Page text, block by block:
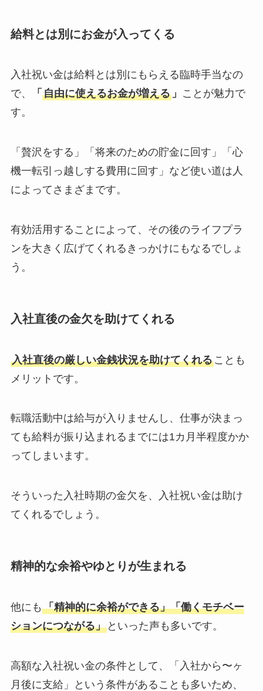
給料とは別にお金が入ってくる
入社祝い金は給料とは別にもらえる臨時手当なの
で、
「 自由に使えるお金が増える」 ことが魅力で
す。
「贅沢をする」「将来のための貯金に回す」「心
機一転引っ越しする費用に回す」など使い道は人
によってさまざまです。
有効活用することによって、その後のライフプラ
ンを大きく広げてくれるきっかけにもなるでしょ
う。
入社直後の金欠を助けてくれる
入社直後の厳しい金銭状況を助けてくれることも
メリットです。
転職活動中は給与が入りませんし、仕事が決まっ
ても給料が振り込まれるまでには1カ月半程度かか
ってしまいます。
そういった入社時期の金欠を、入社祝い金は助け
てくれるでしょう。
精神的な余裕やゆとりが生まれる
他にも 「精神的に余裕ができる」「働くモチベー
ションにつながる」といった声も多いです。
高額な入社祝い金の条件として、「入社から〜ヶ
月後に支給」という条件があることも多いため、